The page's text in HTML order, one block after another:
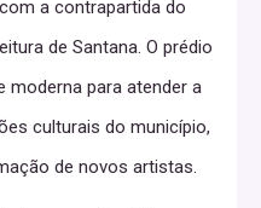
a contrapartida do
de Santana. O prédio
moderna para atender a
culturais do município,
de novos artistas.